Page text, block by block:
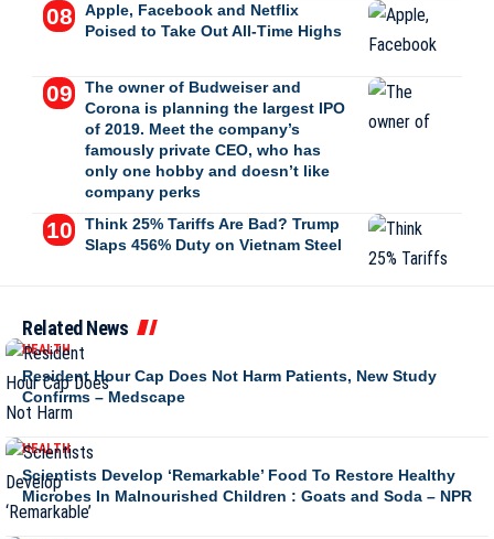
Apple, Facebook and Netflix
Poised to Take Out All-Time Highs
The owner of Budweiser and
Corona is planning the largest IPO
of 2019. Meet the company’s
famously private CEO, who has
only one hobby and doesn’t like
company perks
Think 25% Tariffs Are Bad? Trump
Slaps 456% Duty on Vietnam Steel
Related News
HEALTH
Resident Hour Cap Does Not Harm Patients, New Study
Confirms – Medscape
HEALTH
Scientists Develop ‘Remarkable’ Food To Restore Healthy
Microbes In Malnourished Children : Goats and Soda – NPR